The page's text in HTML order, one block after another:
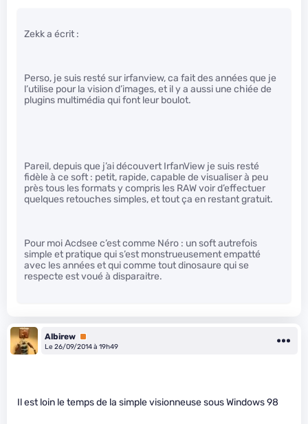
Zekk a écrit :
Perso, je suis resté sur irfanview, ca fait des années que je
l’utilise pour la vision d’images, et il y a aussi une chiée de
plugins multimédia qui font leur boulot.
Pareil, depuis que j’ai découvert IrfanView je suis resté
fidèle à ce soft : petit, rapide, capable de visualiser à peu
près tous les formats y compris les RAW voir d’effectuer
quelques retouches simples, et tout ça en restant gratuit.
Pour moi Acdsee c’est comme Néro : un soft autrefois
simple et pratique qui s’est monstrueusement empatté
avec les années et qui comme tout dinosaure qui se
respecte est voué à disparaitre.
Albirew Premium
Le 26/09/2014 à 19h49
Il est loin le temps de la simple visionneuse sous Windows 98